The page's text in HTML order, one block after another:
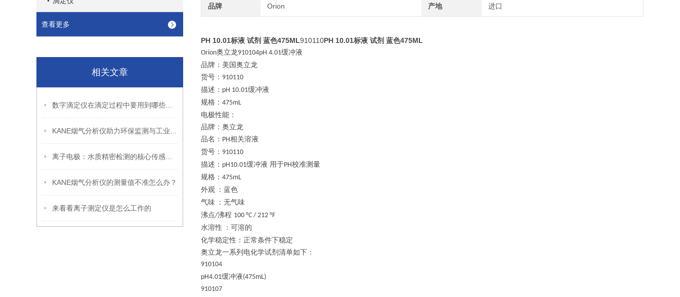
查看更多
相关文章
KANE烟气分析仪的测量值不准怎么办？
来看看离子测定仪是怎么工作的
品牌 Orion 产地 进口
PH 10.01标液 试剂 蓝色475ML910110PH 10.01标液 试剂 蓝色475ML
Orion奥立龙910104pH 4.01缓冲液
品牌：美国奥立龙
货号： 910110
描述： pH 10.01缓冲液
规格： 475mL
电极性能：
品牌：奥立龙
品名： PH相关溶液
货号： 910110
描述： pH10.01缓冲液 用于PH校准测量
规格： 475mL
外观 ：蓝色
气味 ：无气味
沸点/沸程 100 °C / 212 °F
水溶性 ：可溶的
化学稳定性：正常条件下稳定
奥立龙一系列电化学试剂清单如下：
910104
pH4.01缓冲液(475mL)
910107